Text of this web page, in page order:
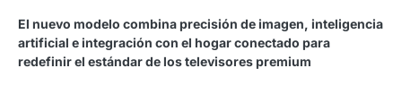
El nuevo modelo combina precisión de imagen, inteligencia
artificial e integración con el hogar conectado para
redefinir el estándar de los televisores premium